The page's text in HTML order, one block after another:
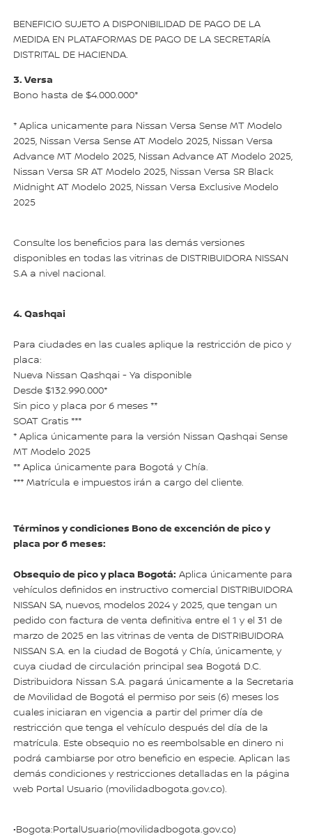
BENEFICIO SUJETO A DISPONIBILIDAD DE PAGO DE LA
MEDIDA EN PLATAFORMAS DE PAGO DE LA SECRETARÍA
DISTRITAL DE HACIENDA.
3. Versa
Bono hasta de $4.000.000*
* Aplica unicamente para Nissan Versa Sense MT Modelo
2025, Nissan Versa Sense AT Modelo 2025, Nissan Versa
Advance MT Modelo 2025, Nissan Advance AT Modelo 2025,
Nissan Versa SR AT Modelo 2025, Nissan Versa SR Black
Midnight AT Modelo 2025, Nissan Versa Exclusive Modelo
2025
Consulte los beneficios para las demás versiones
disponibles en todas las vitrinas de DISTRIBUIDORA NISSAN
S.A a nivel nacional.
4. Qashqai
Para ciudades en las cuales aplique la restricción de pico y
placa:
Nueva Nissan Qashqai - Ya disponible
Desde $132.990.000*
Sin pico y placa por 6 meses **
SOAT Gratis ***
* Aplica únicamente para la versión Nissan Qashqai Sense
MT Modelo 2025
** Aplica únicamente para Bogotá y Chía.
*** Matrícula e impuestos irán a cargo del cliente.
Términos y condiciones Bono de excención de pico y
placa por 6 meses:
Obsequio de pico y placa Bogotá: Aplica únicamente para
vehículos definidos en instructivo comercial DISTRIBUIDORA
NISSAN SA, nuevos, modelos 2024 y 2025, que tengan un
pedido con factura de venta definitiva entre el 1 y el 31 de
marzo de 2025 en las vitrinas de venta de DISTRIBUIDORA
NISSAN S.A. en la ciudad de Bogotá y Chía, únicamente, y
cuya ciudad de circulación principal sea Bogotá D.C.
Distribuidora Nissan S.A. pagará únicamente a la Secretaria
de Movilidad de Bogotá el permiso por seis (6) meses los
cuales iniciaran en vigencia a partir del primer día de
restricción que tenga el vehículo después del día de la
matrícula. Este obsequio no es reembolsable en dinero ni
podrá cambiarse por otro beneficio en especie. Aplican las
demás condiciones y restricciones detalladas en la página
web Portal Usuario (movilidadbogota.gov.co).
•Bogota:PortalUsuario(movilidadbogota.gov.co)